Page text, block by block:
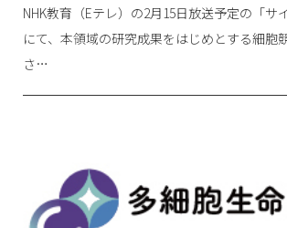
NHK教育（Eテレ）の2月15日放送予定の「サ
にて、本領域の研究成果をはじめとする細胞
さ…